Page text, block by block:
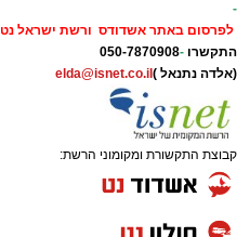
-
לפרסום באתר אשדודס ורשת ישראל נט
התקשרו -
050-7870908
(אלדה נתנאל ) elda@isnet.co.il
קבוצת התקשורת ומקומוני הרשת: